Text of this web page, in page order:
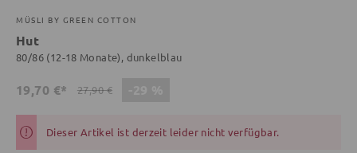
MÜSLI BY GREEN COTTON
Hut
80/86 (12-18 Monate), dunkelblau
19,70 €* 27,90 €
Dieser Artikel ist derzeit leider nicht verfügbar.